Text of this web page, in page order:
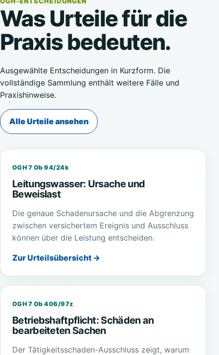
Was Urteile für die
Praxis bedeuten.
Ausgewählte Entscheidungen in Kurzform. Die
vollständige Sammlung enthält weitere Fälle und
Praxishinweise.
Alle Urteile ansehen
OGH 7 Ob 94/24k
Leitungswasser: Ursache und
Beweislast
Die genaue Schadenursache und die Abgrenzung
zwischen versichertem Ereignis und Ausschluss
können über die Leistung entscheiden.
Zur Urteilsübersicht →
OGH 7 Ob 406/97z
Betriebshaftpflicht: Schäden an
bearbeiteten Sachen
Der Tätigkeitsschaden-Ausschluss zeigt, warum